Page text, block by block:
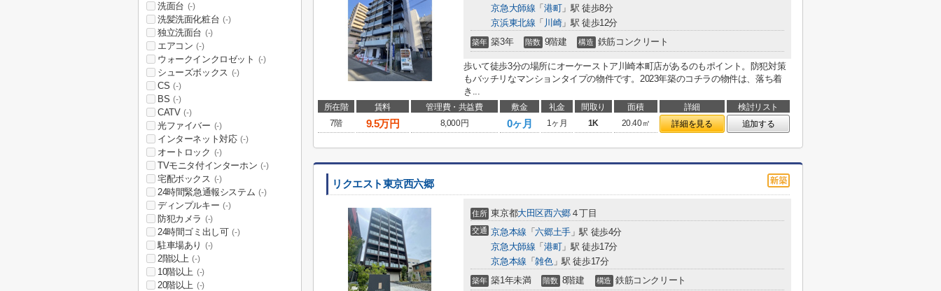
京急大師線 「 港町」駅 徒歩8分
京浜東北線 「 川崎」駅 徒歩12分
築年 築3年 階数 9階建 構造 鉄筋コンクリート
歩いて徒歩3分の場所にオーケーストア川崎本町店があるのもポイント。防犯対策
もバッチリなマンションタイプの物件です。2023年築のコチラの物件は、落ち着
き...
所在階 賃料 管理費・共益費 敷金 礼金 間取り 面積 詳細
検討リスト
7階
9.5万円 8,000円 0ヶ月 1ヶ月 1K 20.40㎡ 詳細を見る 追加する
リクエスト東京西六郷
住所 東京都大田区西六郷４丁目
交通 京急本線 「六郷土手」駅 徒歩4分
京急大師線 「 港町」駅 徒歩17分
京急本線 「雑色」駅 徒歩17分
築年 築1年未満 階数 8階建 構造 鉄筋コンクリート
洗面台 (-)
洗髪洗面化粧台 (-)
独立洗面台 (-)
エアコン (-)
ウォークインクロゼット (-)
シューズボックス (-)
CS (-)
BS (-)
CATV (-)
光ファイバー (-)
インターネット対応 (-)
オートロック (-)
TVモニタ付インターホン (-)
宅配ボックス (-)
24時間緊急通報システム (-)
ディンプルキー (-)
防犯カメラ (-)
24時間ゴミ出し可 (-)
駐車場あり (-)
2階以上 (-)
10階以上 (-)
20階以上 (-)